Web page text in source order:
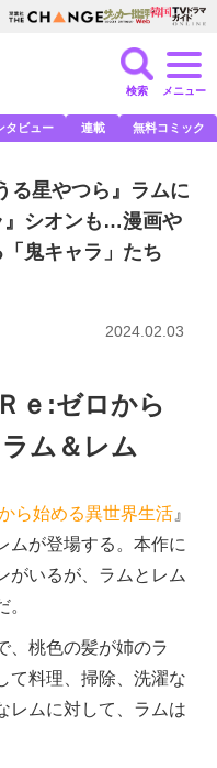
検索 メニュー
タビュー 連載 無料コミック
る星やつら』ラムに
』シオンも…漫画や
鬼キャラ」たち
2024.02.03
ｅ:ゼロから
ム＆レム
ら始める異世界生活 』
ムが登場する。本作に
がいるが、ラムとレム
桃色の髪が姉のラ
て料理、掃除、洗濯な
レムに対して、ラムは